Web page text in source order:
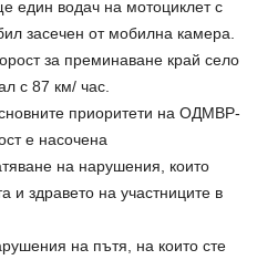
един водач на мотоциклет с
засечен от мобилна камера.
за преминаване край село
с 87 км/ час.
приоритети на ОДМВР-
е насочена
на нарушения, които
и здравето на участниците в
на пътя, на които сте